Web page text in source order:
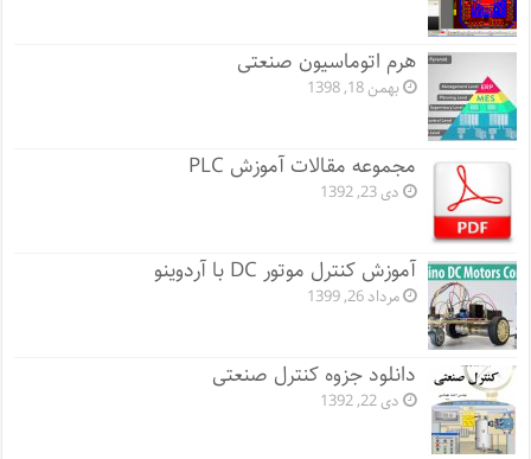
هرم اتوماسیون صنعتی
بهمن 18, 1398
مجموعه مقالات آموزش PLC
دی 23, 1392
آموزش کنترل موتور DC با آردوینو
مرداد 26, 1399
دانلود جزوه کنترل صنعتی
دی 22, 1392